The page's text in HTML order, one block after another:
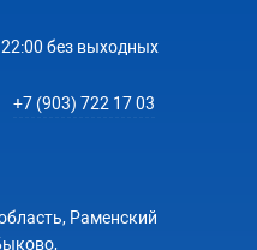
без выходных
+7 (903) 722 17 03
Раменский